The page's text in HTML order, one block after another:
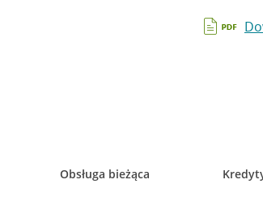
Obsługa bieżąca